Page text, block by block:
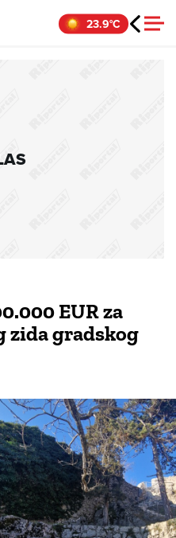
23.9°C
EUR za
zida gradskog